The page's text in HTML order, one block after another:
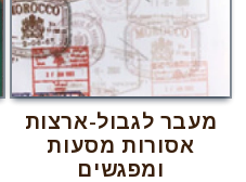
מעבר לגבול-ארצות
אסורות מסעות
ומפגשים